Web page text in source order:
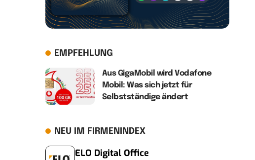
EMPFEHLUNG
Aus GigaMobil wird Vodafone
Mobil: Was sich jetzt für
Selbstständige ändert
NEU IM FIRMENINDEX
ELO Digital Office